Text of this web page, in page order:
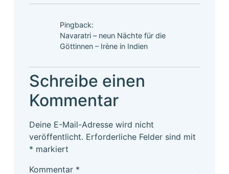
Pingback:
Navaratri – neun Nächte für die
Göttinnen – Irène in Indien
Schreibe einen
Kommentar
Deine E-Mail-Adresse wird nicht
veröffentlicht. Erforderliche Felder sind mit
* markiert
Kommentar *